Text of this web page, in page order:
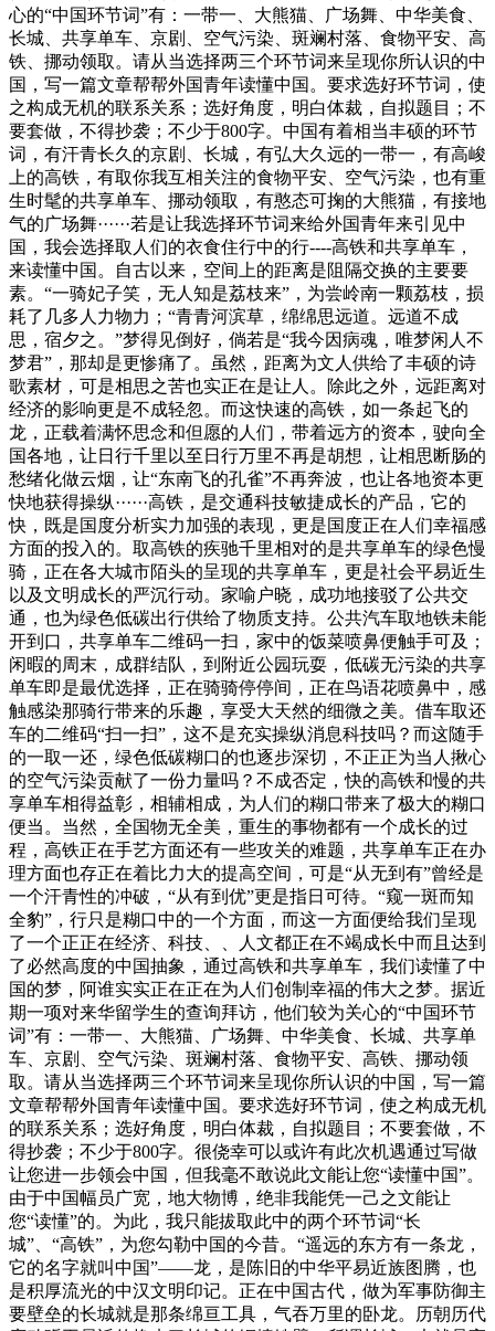
心的“中国环节词”有：一带一、大熊猫、广场舞、中华美食、
长城、共享单车、京剧、空气污染、斑斓村落、食物平安、高
铁、挪动领取。请从当选择两三个环节词来呈现你所认识的中
国，写一篇文章帮帮外国青年读懂中国。要求选好环节词，使
之构成无机的联系关系；选好角度，明白体裁，自拟题目；不
要套做，不得抄袭；不少于800字。中国有着相当丰硕的环节
词，有汗青长久的京剧、长城，有弘大久远的一带一，有高峻
上的高铁，有取你我互相关注的食物平安、空气污染，也有重
生时髦的共享单车、挪动领取，有憨态可掬的大熊猫，有接地
气的广场舞······若是让我选择环节词来给外国青年来引见中
国，我会选择取人们的衣食住行中的行----高铁和共享单车，
来读懂中国。自古以来，空间上的距离是阻隔交换的主要要
素。“一骑妃子笑，无人知是荔枝来”，为尝岭南一颗荔枝，损
耗了几多人力物力；“青青河滨草，绵绵思远道。远道不成
思，宿夕之。”梦得见倒好，倘若是“我今因病魂，唯梦闲人不
梦君”，那却是更惨痛了。虽然，距离为文人供给了丰硕的诗
歌素材，可是相思之苦也实正在是让人。除此之外，远距离对
经济的影响更是不成轻忽。而这快速的高铁，如一条起飞的
龙，正载着满怀思念和但愿的人们，带着远方的资本，驶向全
国各地，让日行千里以至日行万里不再是胡想，让相思断肠的
愁绪化做云烟，让“东南飞的孔雀”不再奔波，也让各地资本更
快地获得操纵······高铁，是交通科技敏捷成长的产品，它的
快，既是国度分析实力加强的表现，更是国度正在人们幸福感
方面的投入的。取高铁的疾驰千里相对的是共享单车的绿色慢
骑，正在各大城市陌头的呈现的共享单车，更是社会平易近生
以及文明成长的严沉行动。家喻户晓，成功地接驳了公共交
通，也为绿色低碳出行供给了物质支持。公共汽车取地铁未能
开到口，共享单车二维码一扫，家中的饭菜喷鼻便触手可及；
闲暇的周末，成群结队，到附近公园玩耍，低碳无污染的共享
单车即是最优选择，正在骑骑停停间，正在鸟语花喷鼻中，感
触感染那骑行带来的乐趣，享受大天然的细微之美。借车取还
车的二维码“扫一扫”，这不是充实操纵消息科技吗？而这随手
的一取一还，绿色低碳糊口的也逐步深切，不正正为当人揪心
的空气污染贡献了一份力量吗？不成否定，快的高铁和慢的共
享单车相得益彰，相辅相成，为人们的糊口带来了极大的糊口
便当。当然，全国物无全美，重生的事物都有一个成长的过
程，高铁正在手艺方面还有一些攻关的难题，共享单车正在办
理方面也存正在着比力大的提高空间，可是“从无到有”曾经是
一个汗青性的冲破，“从有到优”更是指日可待。“窥一斑而知
全豹”，行只是糊口中的一个方面，而这一方面便给我们呈现
了一个正正在经济、科技、、人文都正在不竭成长中而且达到
了必然高度的中国抽象，通过高铁和共享单车，我们读懂了中
国的梦，阿谁实实正在正在为人们创制幸福的伟大之梦。据近
期一项对来华留学生的查询拜访，他们较为关心的“中国环节
词”有：一带一、大熊猫、广场舞、中华美食、长城、共享单
车、京剧、空气污染、斑斓村落、食物平安、高铁、挪动领
取。请从当选择两三个环节词来呈现你所认识的中国，写一篇
文章帮帮外国青年读懂中国。要求选好环节词，使之构成无机
的联系关系；选好角度，明白体裁，自拟题目；不要套做，不
得抄袭；不少于800字。很侥幸可以或许有此次机遇通过写做
让您进一步领会中国，但我毫不敢说此文能让您“读懂中国”。
由于中国幅员广宽，地大物博，绝非我能凭一己之文能让
您“读懂”的。为此，我只能拔取此中的两个环节词“长
城”、“高铁”，为您勾勒中国的今昔。“遥远的东方有一条龙，
它的名字就叫中国”——龙，是陈旧的中华平易近族图腾，也
是积厚流光的中汉文明印记。正在中国古代，做为军事防御主
要壁垒的长城就是那条绵亘工具，气吞万里的卧龙。历朝历代